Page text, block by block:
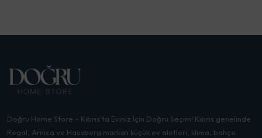
Doğru Home Store – Kıbrıs’ta Eviniz İçin Doğru Seçim! Kıbrıs genelinde
Regal, Arnica ve Hausberg markalı küçük ev aletleri, klima, bahçe